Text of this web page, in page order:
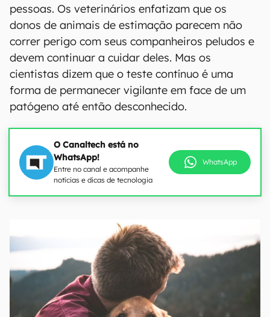
pessoas. Os veterinários enfatizam que os
donos de animais de estimação parecem não
correr perigo com seus companheiros peludos e
devem continuar a cuidar deles. Mas os
cientistas dizem que o teste contínuo é uma
forma de permanecer vigilante em face de um
patógeno até então desconhecido.
O Canaltech está no
WhatsApp!
Entre no canal e acompanhe
notícias e dicas de tecnologia
WhatsApp